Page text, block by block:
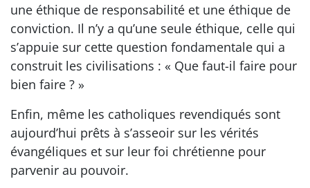
une éthique de responsabilité et une éthique de
conviction. Il n’y a qu’une seule éthique, celle qui
s’appuie sur cette question fondamentale qui a
construit les civilisations : « Que faut-il faire pour
bien faire ? »
Enfin, même les catholiques revendiqués sont
aujourd’hui prêts à s’asseoir sur les vérités
évangéliques et sur leur foi chrétienne pour
parvenir au pouvoir.